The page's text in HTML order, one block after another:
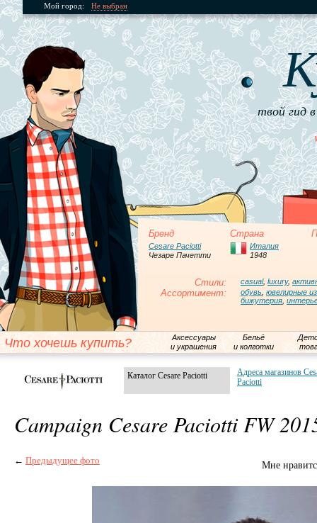
Мой город: Не выбран
твой гид
Бренд Страна
Cesare Paciotti
Чезаре Пачетти
Италия
1948
Стили: casual, luxury,
Ассортимент: обувь ювелирные
бижутерия
Что хочешь купить?
Аксессуары
и украшения
Бельё
и колготки
Каталог Cesare Paciotti
Адреса магазинов
Paciotti
Campaign Cesare Paciotti FW
← Предыдущее фото Мне